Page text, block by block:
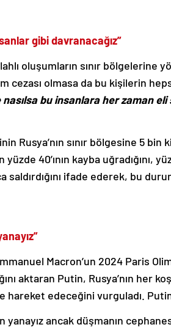
gibi davranacağız”
oluşumların sınır bölgelerine
cezası olmasa da bu kişilerin
bu insanlara her zaman eli
Rusya’nın sınır bölgesine 5 bin
40’ının kayba uğradığını,
saldırdığını ifade ederek, bu
Macron’un 2024 Paris
aktaran Putin, Rusya’nın her
hareket edeceğini vurguladı.
yanayız ancak düşmanın